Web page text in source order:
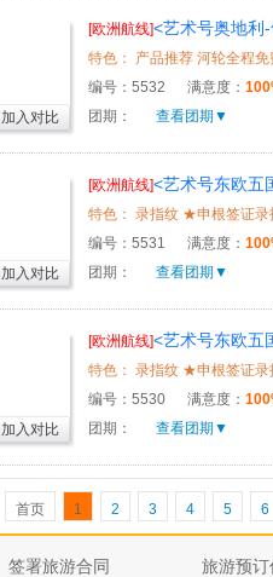
[欧洲航线]<艺术号奥地利
往返，玩转东欧
编号： 5532 满意度：
团期：
查看团期▼
加入对比
[欧洲航线]<艺术号东欧五
北京出发，帕绍登船，
编号： 5531 满意度：
团期：
查看团期▼
加入对比
[欧洲航线]<艺术号东欧五
月3日北京往返，布达佩
编号： 5530 满意度：
团期：
查看团期▼
加入对比
首页 1 2 3 4 5 6
签署旅游合同 旅游预